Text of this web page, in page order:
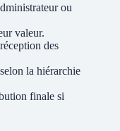
ou
valeur.
des
la hiérarchie
finale si